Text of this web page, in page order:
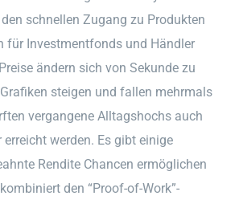
schnellen Zugang zu Produkten
für Investmentfonds und Händler
ändern sich von Sekunde zu
steigen und fallen mehrmals
vergangene Alltagshochs auch
werden. Es gibt einige
Rendite Chancen ermöglichen
den “Proof-of-Work”-